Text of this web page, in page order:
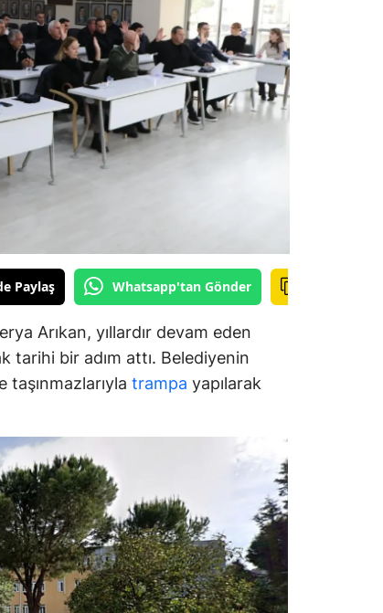
Paylaş Whatsapp'tan Gönder
Arıkan, yıllardır devam eden
tarihi bir adım attı. Belediyenin
trampa yapılarak